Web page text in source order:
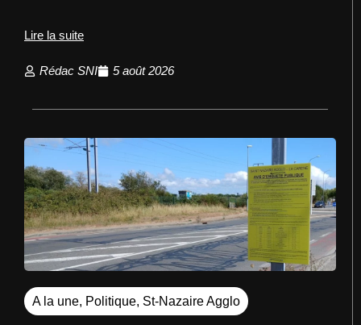
Lire la suite
Rédac SNI 5 août 2026
A la une, Politique, St-Nazaire Agglo